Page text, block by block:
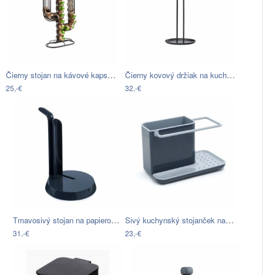
Čierny stojan na kávové kapsule PT…
25,-€
Čierny kovový držiak na kuchynské…
32,-€
Tmavosivý stojan na papierové utierky…
31,-€
Sivý kuchynský stojanček na umývacie…
23,-€